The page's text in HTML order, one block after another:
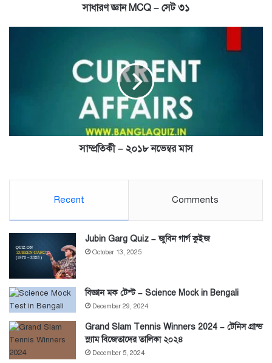
সাধারণ জ্ঞান MCQ – সেট ৩১
সাম্প্রতিকী – ২০১৮ নভেম্বর মাস
Recent Comments
Jubin Garg Quiz – জুবিন গার্গ কুইজ
October 13, 2025
বিজ্ঞান মক টেস্ট – Science Mock in Bengali
December 29, 2024
Grand Slam Tennis Winners 2024 – টেনিস গ্রান্ড
স্ল্যাম বিজেতাদের তালিকা ২০২৪
December 5, 2024